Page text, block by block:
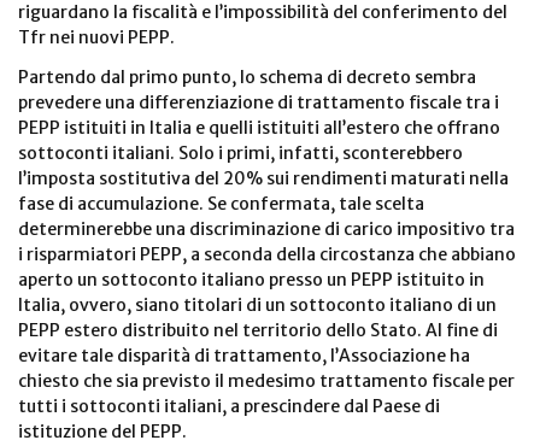
riguardano la fiscalità e l’impossibilità del conferimento del
Tfr nei nuovi PEPP.
Partendo dal primo punto, lo schema di decreto sembra
prevedere una differenziazione di trattamento fiscale tra i
PEPP istituiti in Italia e quelli istituiti all’estero che offrano
sottoconti italiani. Solo i primi, infatti, sconterebbero
l’imposta sostitutiva del 20% sui rendimenti maturati nella
fase di accumulazione. Se confermata, tale scelta
determinerebbe una discriminazione di carico impositivo tra
i risparmiatori PEPP, a seconda della circostanza che abbiano
aperto un sottoconto italiano presso un PEPP istituito in
Italia, ovvero, siano titolari di un sottoconto italiano di un
PEPP estero distribuito nel territorio dello Stato. Al fine di
evitare tale disparità di trattamento, l’Associazione ha
chiesto che sia previsto il medesimo trattamento fiscale per
tutti i sottoconti italiani, a prescindere dal Paese di
istituzione del PEPP.